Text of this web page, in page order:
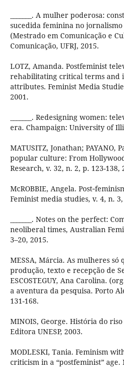
_______. A mulher poderosa:
sucedida feminina no
(Mestrado em Comunicação e
Comunicação, UFRJ, 2015.
LOTZ, Amanda. Postfeminist
rehabilitating critical terms and
attributes. Feminist Media
2001.
_______. Redesigning women:
era. Champaign: University of
MATUSITZ, Jonathan; PAYANO,
popular culture: From
Research, v. 32, n. 2, p. 123-138,
McROBBIE, Angela.
Feminist media studies, v. 4, n.
_______. Notes on the perfect:
neoliberal times, Australian
3–20, 2015.
MESSA, Márcia. As mulheres só
produção, texto e recepção de
ESCOSTEGUY, Ana Carolina.
a aventura da pesquisa. Porto
131-168.
MINOIS, George. História do
Editora UNESP, 2003.
MODLESKI, Tania. Feminism
criticism in a “postfeminist” age.